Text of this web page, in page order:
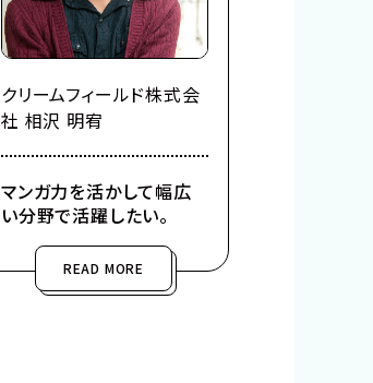
クリームフィールド株式会
社 相沢 明宥
マンガ力を活かして幅広
い分野で活躍したい。
READ MORE